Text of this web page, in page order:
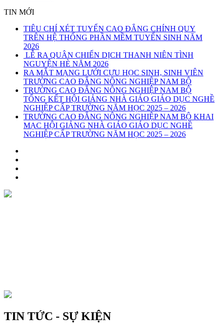
TIN MỚI
TIÊU CHÍ XÉT TUYỂN CAO ĐẲNG CHÍNH QUY
TRÊN HỆ THỐNG PHẦN MỀM TUYỂN SINH NĂM
2026
LỄ RA QUÂN CHIẾN DỊCH THANH NIÊN TÌNH
NGUYỆN HÈ NĂM 2026
RA MẮT MẠNG LƯỚI CỰU HỌC SINH, SINH VIÊN
TRƯỜNG CAO ĐẲNG NÔNG NGHIỆP NAM BỘ
TRƯỜNG CAO ĐẲNG NÔNG NGHIỆP NAM BỘ
TỔNG KẾT HỘI GIẢNG NHÀ GIÁO GIÁO DỤC NGHỀ
NGHIỆP CẤP TRƯỜNG NĂM HỌC 2025 – 2026
TRƯỜNG CAO ĐẲNG NÔNG NGHIỆP NAM BỘ KHAI
MẠC HỘI GIẢNG NHÀ GIÁO GIÁO DỤC NGHỀ
NGHIỆP CẤP TRƯỜNG NĂM HỌC 2025 – 2026
TIN TỨC - SỰ KIỆN